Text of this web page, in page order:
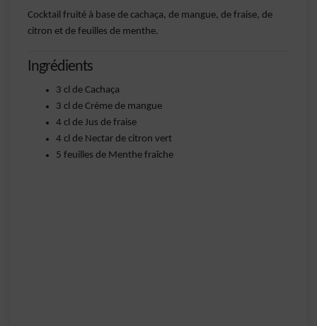
Cocktail fruité à base de cachaça, de mangue, de fraise, de
citron et de feuilles de menthe.
Ingrédients
3 cl de Cachaça
3 cl de Crème de mangue
4 cl de Jus de fraise
4 cl de Nectar de citron vert
5 feuilles de Menthe fraîche